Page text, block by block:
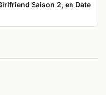
Saison 2, en Date